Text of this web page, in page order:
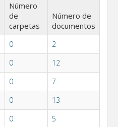
Número
de
carpetas
Número de
documentos
0
2
0
12
0
7
0
13
0
5